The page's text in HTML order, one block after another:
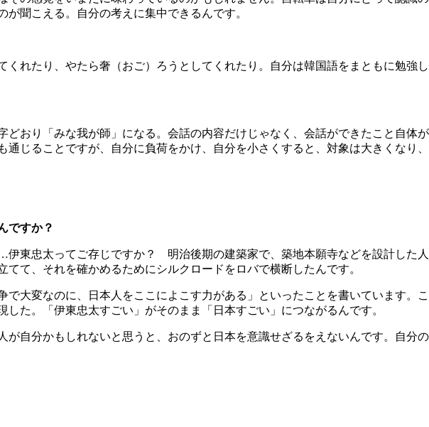
聞こえる。自分の考えに集中できるんです。
れたり、やたら奢（おご）ろうとしてくれたり。自分は韓国語をまともに勉強し
おり「みな我が師」になる。会話の内容だけじゃなく、会話ができたこと自体が
じることですが、自分に負荷をかけ、自分を小さくすると、対象は大きくなり、
ですか？
東忠太ってご存じですか？ 明治後期の建築家で、築地本願寺などを設計した人
て、それを確かめるためにシルクロードをロバで横断したんです。
大変なのに、日本人をここによこす力がある」といったことを書いています。こ
た。「伊東忠太すごい」がそのまま「日本すごい」につながるんです。
自分かもしれないと思うと、おのずと日本を意識せざるをえないんです。自分の